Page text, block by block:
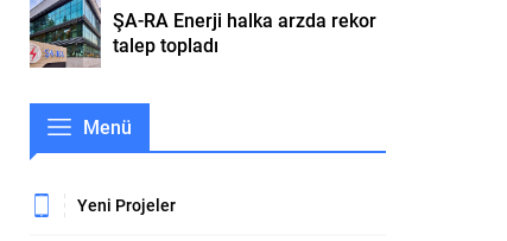
ŞA-RA Enerji halka arzda rekor
talep topladı
Menü
Yeni Projeler